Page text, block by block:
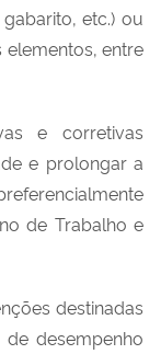
etc.) ou
entre
e corretivas
e prolongar a
de Trabalho e
destinadas
desempenho